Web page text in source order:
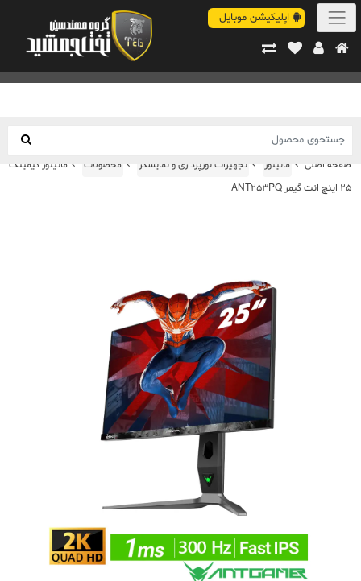
اپلیکیشن موبایل
صفحه اصلی محصولات تجهیزات نورپردازی و نمایشگر مانیتور
مانیتور گیمینگ
25 اینچ انت گیمر ANT253PQ